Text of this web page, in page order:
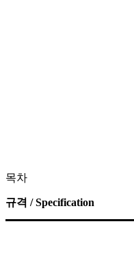
목차
규격 / Specification